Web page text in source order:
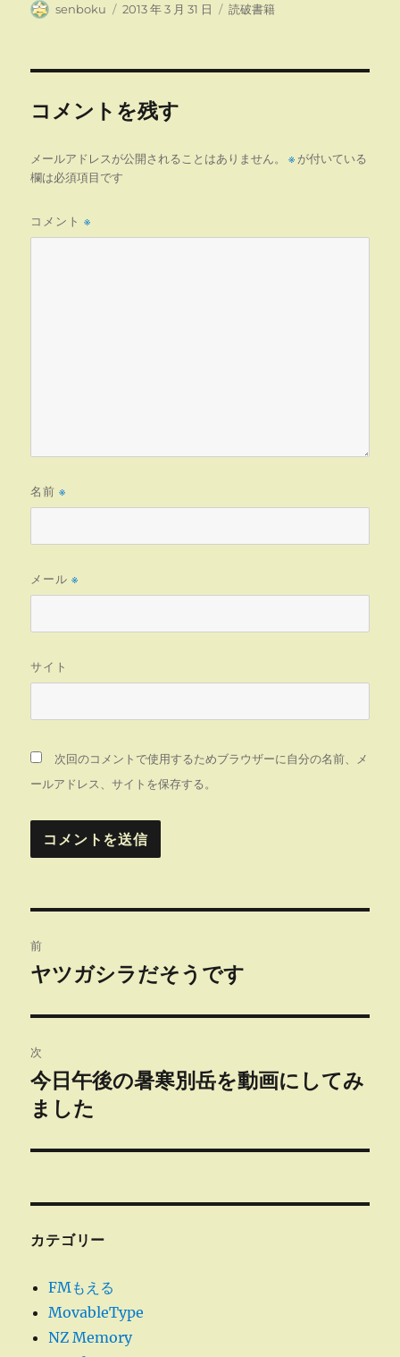
投
senboku
投
2013 年 3 月 31 日
カ
読破書籍
コメントを残す
メールアドレスが公開されることはありません。 ※ が付いている
欄は必須項目です
コメント※
名前※
メール※
サイト
次回のコメントで使用するためブラウザーに自分の名前、メ
ールアドレス、サイトを保存する。
稿
ビ
ゲ
ー
シ
ン
前
前
投
稿:
ヤツガシラだそうです
次
次
の
稿:
今日午後の暑寒別岳を動画にしてみ
ました
カテゴリー
FMもえる
MovableType
NZ Memory